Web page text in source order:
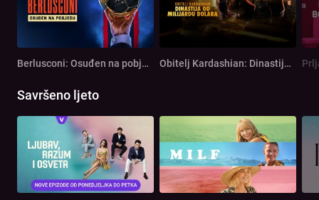
Berlusconi: Osuđen na pobjedu Obitelj Kardashian: Dinastija od milijardu dolara
Savršeno ljeto